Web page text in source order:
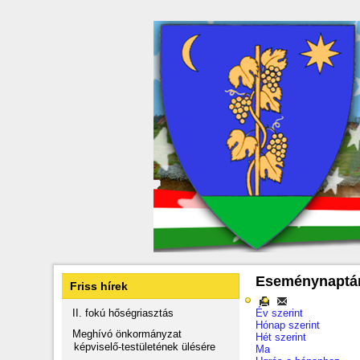
Friss hírek
II. fokú hőségriasztás
Meghívó önkormányzat
képviselő-testületének ülésére
Év szerint
Hónap szerint
Hét szerint
Ma